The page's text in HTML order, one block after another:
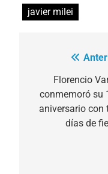
javier milei
Navegación
entradas
Florencio
conmemoró su
aniversario con
días de